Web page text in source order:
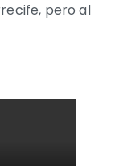
pero al